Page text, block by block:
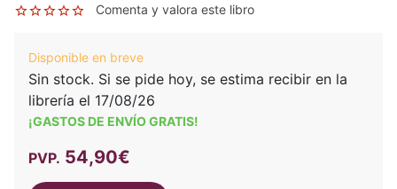
Comenta y valora este libro
Disponible en breve
Sin stock. Si se pide hoy, se estima recibir en la
librería el 17/08/26
¡GASTOS DE ENVÍO GRATIS!
PVP. 54,90€